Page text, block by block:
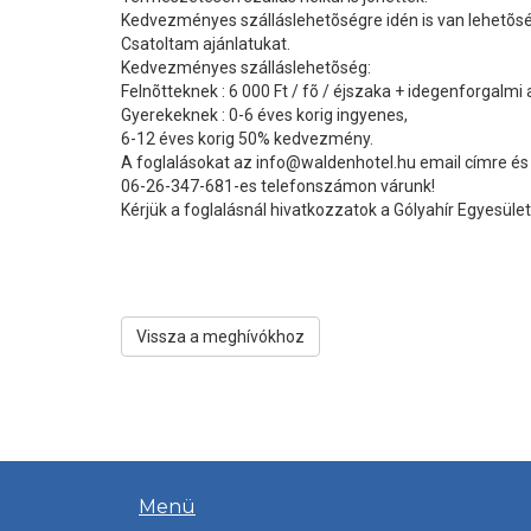
Kedvezményes szálláslehetõségre idén is van
Csatoltam ajánlatukat.
Kedvezményes szálláslehetõség:
Felnõtteknek : 6 000 Ft / fõ / éjszaka + idegenforgalmi
Gyerekeknek : 0-6 éves korig ingyenes,
6-12 éves korig 50% kedvezmény.
A foglalásokat az info@waldenhotel.hu email címre és
06-26-347-681-es telefonszámon várunk!
Kérjük a foglalásnál hivatkozzatok a Gólyahír
Vissza a meghívókhoz
Menü